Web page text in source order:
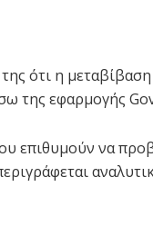
ότι η μεταβίβαση
της εφαρμογής
επιθυμούν να